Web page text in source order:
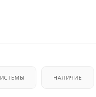
НАЛИЧИЕ